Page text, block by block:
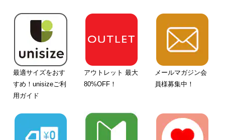
最適サイズをおす
すめ！unisizeご利
用ガイド
アウトレット 最大
80%OFF！
メールマガジン会
員様募集中！